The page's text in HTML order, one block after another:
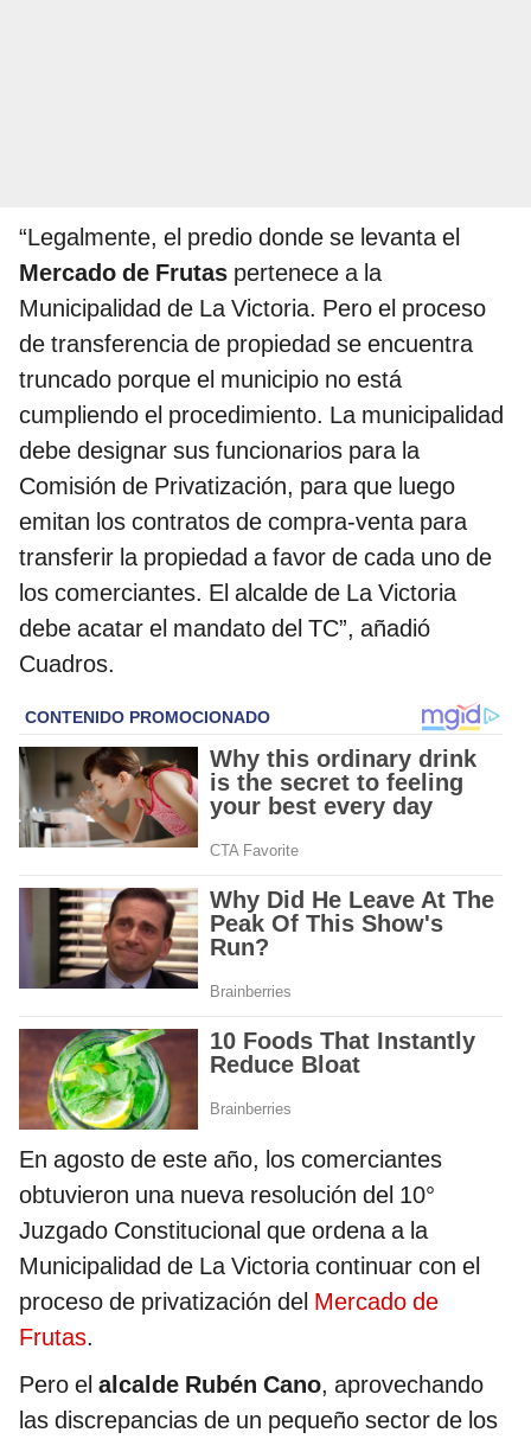
“Legalmente, el predio donde se levanta el
Mercado de Frutas pertenece a la
Municipalidad de La Victoria. Pero el proceso
de transferencia de propiedad se encuentra
truncado porque el municipio no está
cumpliendo el procedimiento. La municipalidad
debe designar sus funcionarios para la
Comisión de Privatización, para que luego
emitan los contratos de compra-venta para
transferir la propiedad a favor de cada uno de
los comerciantes. El alcalde de La Victoria
debe acatar el mandato del TC”, añadió
Cuadros.
En agosto de este año, los comerciantes
obtuvieron una nueva resolución del 10°
Juzgado Constitucional que ordena a la
Municipalidad de La Victoria continuar con el
proceso de privatización del Mercado de
Frutas.
Pero el alcalde Rubén Cano, aprovechando
las discrepancias de un pequeño sector de los